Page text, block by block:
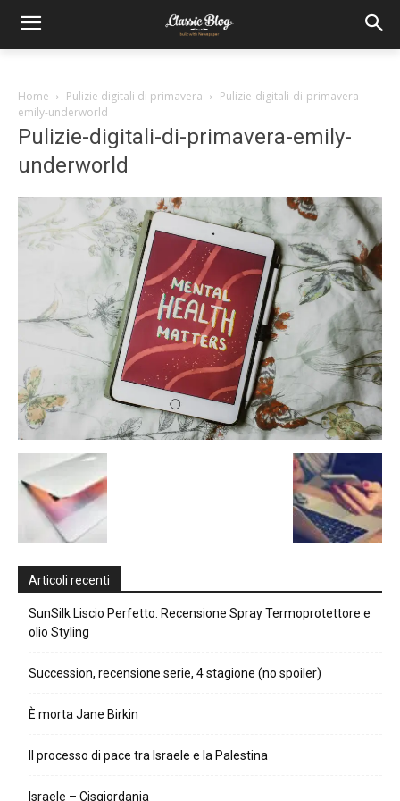
Home Pulizie digitali di primavera
Pulizie-digitali-di-primavera-
emily-underworld
Pulizie-digitali-di-primavera-emily-
underworld
Articoli recenti
SunSilk Liscio Perfetto. Recensione Spray Termoprotettore e
olio Styling
Succession, recensione serie, 4 stagione (no spoiler)
È morta Jane Birkin
Il processo di pace tra Israele e la Palestina
Israele – Cisgiordania